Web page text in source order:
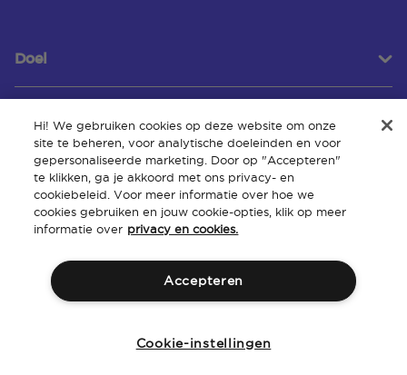
Doel
Klantenservice
Over
Hi! We gebruiken cookies op deze website om onze
site te beheren, voor analytische doeleinden en voor
gepersonaliseerde marketing. Door op "Accepteren"
te klikken, ga je akkoord met ons privacy- en
cookiebeleid. Voor meer informatie over hoe we
cookies gebruiken en jouw cookie-opties, klik op meer
informatie over privacy en cookies.
Accepteren
Cookie-instellingen